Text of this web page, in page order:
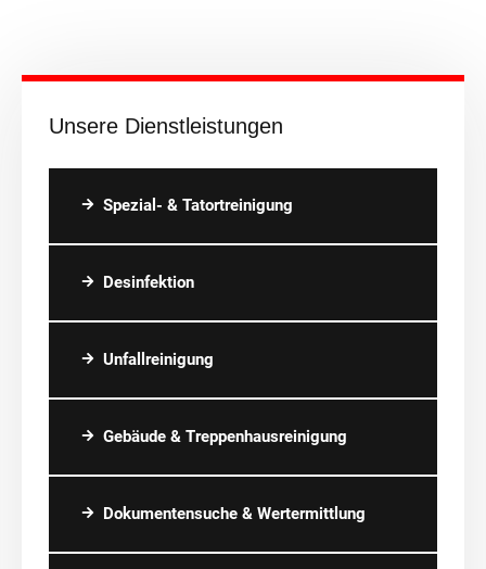
Unsere Dienstleistungen
Spezial- & Tatortreinigung
Desinfektion
Unfallreinigung
Gebäude & Treppenhausreinigung
Dokumentensuche & Wertermittlung